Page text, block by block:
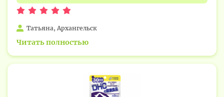
Татьяна, Архангельск
Читать полностью